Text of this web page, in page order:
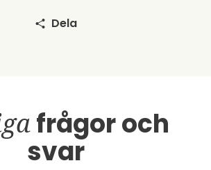
Dela
frågor och
svar